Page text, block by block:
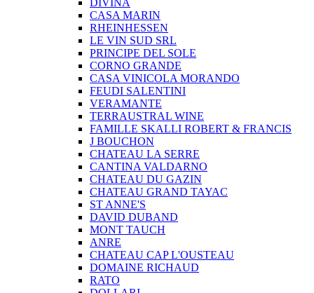
DIVINA
CASA MARIN
RHEINHESSEN
LE VIN SUD SRL
PRINCIPE DEL SOLE
CORNO GRANDE
CASA VINICOLA MORANDO
FEUDI SALENTINI
VERAMANTE
TERRAUSTRAL WINE
FAMILLE SKALLI ROBERT & FRANCIS
J BOUCHON
CHATEAU LA SERRE
CANTINA VALDARNO
CHATEAU DU GAZIN
CHATEAU GRAND TAYAC
ST ANNE'S
DAVID DUBAND
MONT TAUCH
ANRE
CHATEAU CAP L'OUSTEAU
DOMAINE RICHAUD
RATO